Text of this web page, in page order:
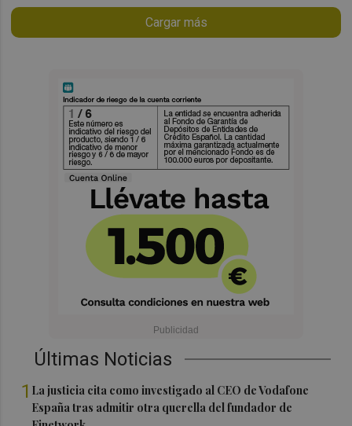
Cargar más
Últimas Noticias
1 La justicia cita como investigado al CEO de Vodafone
España tras admitir otra querella del fundador de